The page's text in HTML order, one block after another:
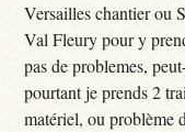
Versailles chantier ou
Val Fleury pour y
pas de problemes,
pourtant je prends 2
matériel, ou problème